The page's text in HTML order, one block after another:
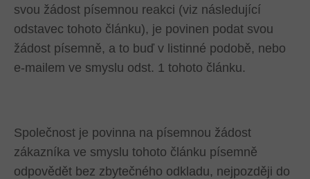
svou žádost písemnou reakci (viz následující
odstavec tohoto článku), je povinen podat svou
žádost písemně, a to buď v listinné podobě, nebo
e-mailem ve smyslu odst. 1 tohoto článku.
Společnost je povinna na písemnou žádost
zákazníka ve smyslu tohoto článku písemně
odpovědět bez zbytečného odkladu, nejpozději do